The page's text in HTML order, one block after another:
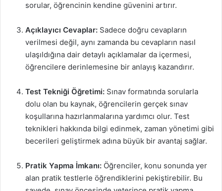
sorular, öğrencinin kendine güvenini artırır.
Açıklayıcı Cevaplar: Sadece doğru cevapların
verilmesi değil, aynı zamanda bu cevapların nasıl
ulaşıldığına dair detaylı açıklamalar da içermesi,
öğrencilere derinlemesine bir anlayış kazandırır.
Test Tekniği Öğretimi: Sınav formatında sorularla
dolu olan bu kaynak, öğrencilerin gerçek sınav
koşullarına hazırlanmalarına yardımcı olur. Test
teknikleri hakkında bilgi edinmek, zaman yönetimi gibi
becerileri geliştirmek adına büyük bir avantaj sağlar.
Pratik Yapma İmkanı: Öğrenciler, konu sonunda yer
alan pratik testlerle öğrendiklerini pekiştirebilir. Bu